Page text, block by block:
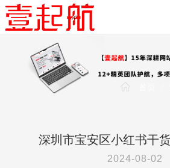
深圳市宝安区小红书干
2024-08-02